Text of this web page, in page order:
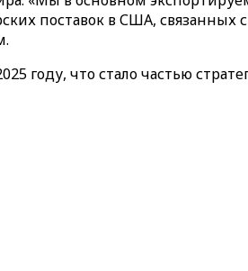
поставок в США, связанных с
году, что стало частью